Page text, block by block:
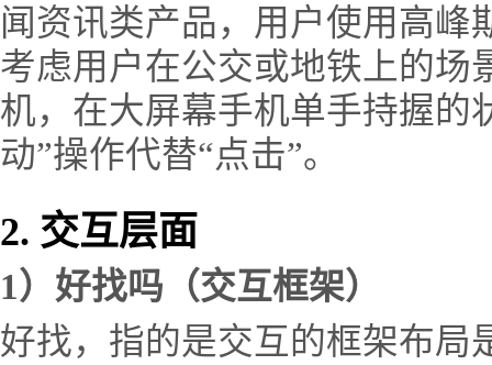
闻资讯类产品，用户使用高峰
考虑用户在公交或地铁上的场
机，在大屏幕手机单手持握的
动”操作代替“点击”。
2. 交互层面
1）好找吗（交互框架）
好找，指的是交互的框架布局